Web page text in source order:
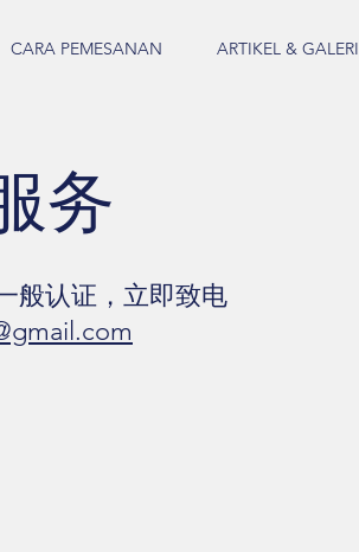
CARA PEMESANAN ARTIKEL & GALERI
务
般认证，立即致电